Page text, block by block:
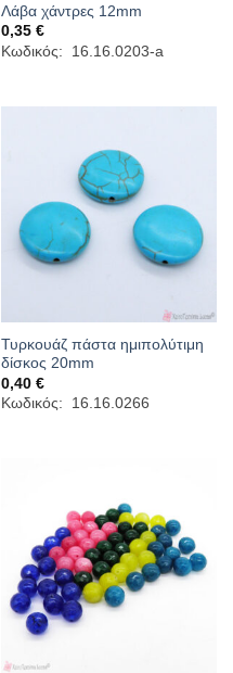
Λάβα χάντρες 12mm
0,35 €
Κωδικός: 16.16.0203-a
Τυρκουάζ πάστα ημιπολύτιμη
δίσκος 20mm
0,40 €
Κωδικός: 16.16.0266